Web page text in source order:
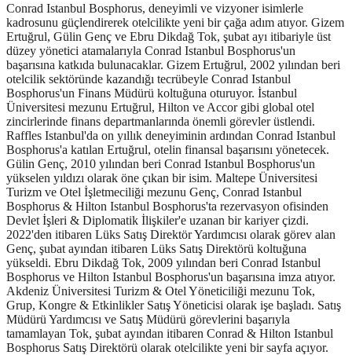
Conrad Istanbul Bosphorus, deneyimli ve vizyoner isimlerle
kadrosunu güçlendirerek otelcilikte yeni bir çağa adım atıyor. Gizem
Ertuğrul, Gülin Genç ve Ebru Dikdağ Tok, şubat ayı itibariyle üst
düzey yönetici atamalarıyla Conrad Istanbul Bosphorus'un
başarısına katkıda bulunacaklar. Gizem Ertuğrul, 2002 yılından beri
otelcilik sektöründe kazandığı tecrübeyle Conrad Istanbul
Bosphorus'un Finans Müdürü koltuğuna oturuyor. İstanbul
Üniversitesi mezunu Ertuğrul, Hilton ve Accor gibi global otel
zincirlerinde finans departmanlarında önemli görevler üstlendi.
Raffles Istanbul'da on yıllık deneyiminin ardından Conrad Istanbul
Bosphorus'a katılan Ertuğrul, otelin finansal başarısını yönetecek.
Gülin Genç, 2010 yılından beri Conrad Istanbul Bosphorus'un
yükselen yıldızı olarak öne çıkan bir isim. Maltepe Üniversitesi
Turizm ve Otel İşletmeciliği mezunu Genç, Conrad Istanbul
Bosphorus & Hilton Istanbul Bosphorus'ta rezervasyon ofisinden
Devlet İşleri & Diplomatik İlişkiler'e uzanan bir kariyer çizdi.
2022'den itibaren Lüks Satış Direktör Yardımcısı olarak görev alan
Genç, şubat ayından itibaren Lüks Satış Direktörü koltuğuna
yükseldi. Ebru Dikdağ Tok, 2009 yılından beri Conrad Istanbul
Bosphorus ve Hilton Istanbul Bosphorus'un başarısına imza atıyor.
Akdeniz Üniversitesi Turizm & Otel Yöneticiliği mezunu Tok,
Grup, Kongre & Etkinlikler Satış Yöneticisi olarak işe başladı. Satış
Müdürü Yardımcısı ve Satış Müdürü görevlerini başarıyla
tamamlayan Tok, şubat ayından itibaren Conrad & Hilton Istanbul
Bosphorus Satış Direktörü olarak otelcilikte yeni bir sayfa açıyor.